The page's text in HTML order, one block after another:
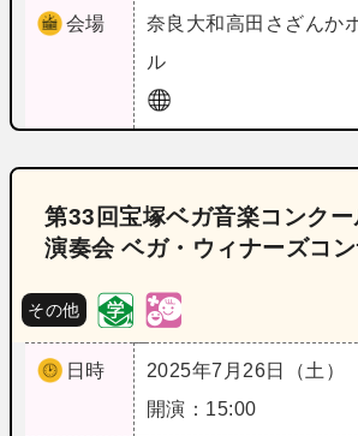
会場 奈良 大和高田さざんか
ル
第33回宝塚ベガ音楽コンク
演奏会 ベガ・ウィナーズコン
その他
日時
2025年7月26日（土）
開演：15:00